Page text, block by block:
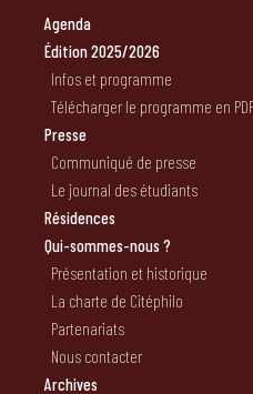
Agenda
Édition 2025/2026
Infos et programme
Télécharger le programme en
Presse
Communiqué de presse
Le journal des étudiants
Résidences
Qui-sommes-nous ?
Présentation et historique
La charte de Citéphilo
Partenariats
Nous contacter
Archives